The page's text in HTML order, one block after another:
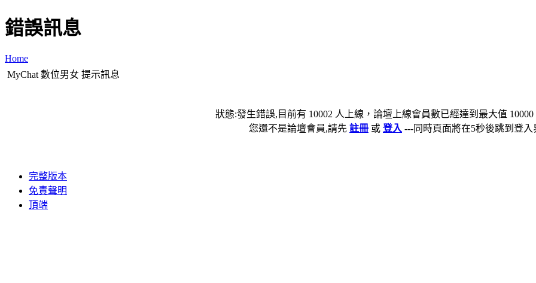
錯誤訊息
Home
MyChat 數位男女 提示訊息
狀態:發生錯誤,目前有 10002 人上線，論壇上線會員數已經達到最大值
您還不是論壇會員,請先 註冊 或 登入 ---同時頁面將在5秒後跳到登入
完整版本
免責聲明
頂端